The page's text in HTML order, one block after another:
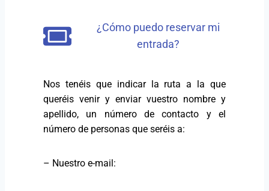
¿Cómo puedo reservar mi
entrada?
Nos tenéis que indicar la ruta a la que
queréis venir y enviar vuestro nombre y
apellido, un número de contacto y el
número de personas que seréis a:
– Nuestro e-mail: